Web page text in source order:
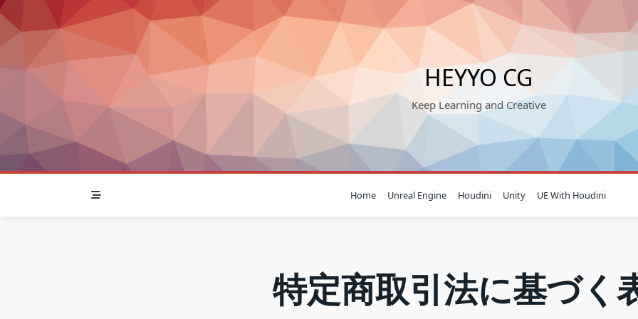
Skip
to
content
HEYYO CG
Keep Learning and Creative
Home Unreal Engine Houdini Unity UE With Houdini
特定商取引法に基づく